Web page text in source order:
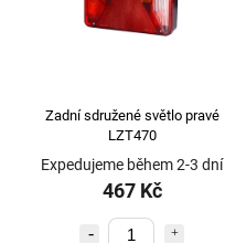
Zadní sdružené světlo pravé
LZT470
Expedujeme během 2-3 dní
467 Kč